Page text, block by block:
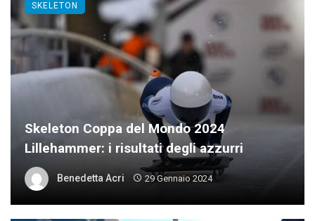
Skeleton Coppa del Mondo 2024
Lillehammer: i risultati degli azzurri
Benedetta Acri 29 Gennaio 2024
SKELETON